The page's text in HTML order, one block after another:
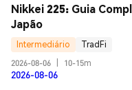
Nikkei 225: Guia
Japão
Intermediário
TradFi
2026-08-06
10-15m
2026-08-06